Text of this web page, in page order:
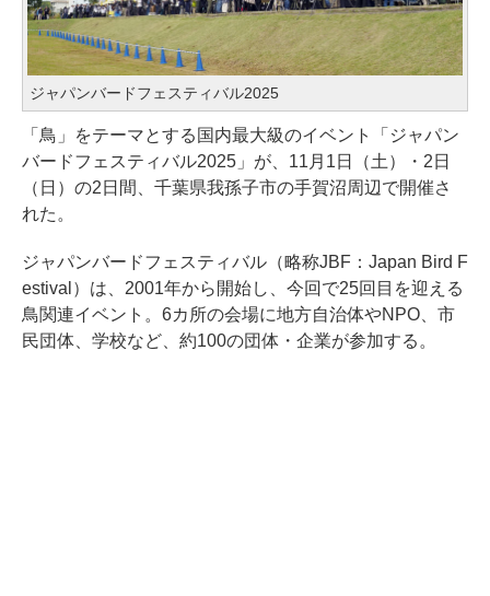
ジャパンバードフェスティバル2025
「鳥」をテーマとする国内最大級のイベント「ジャパン
バードフェスティバル2025」が、11月1日（土）・2日
（日）の2日間、千葉県我孫子市の手賀沼周辺で開催さ
れた。
ジャパンバードフェスティバル（略称JBF：Japan Bird F
estival）は、2001年から開始し、今回で25回目を迎える
鳥関連イベント。6カ所の会場に地方自治体やNPO、市
民団体、学校など、約100の団体・企業が参加する。